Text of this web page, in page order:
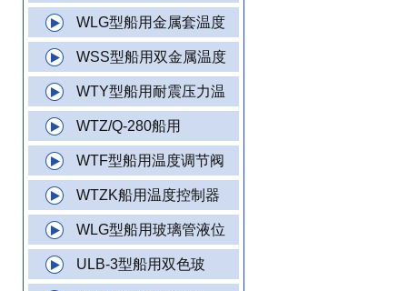
WLG型船用金属套温度
WSS型船用双金属温度
WTY型船用耐震压力温
WTZ/Q-280船用
WTF型船用温度调节阀
WTZK船用温度控制器
WLG型船用玻璃管液位
ULB-3型船用双色玻